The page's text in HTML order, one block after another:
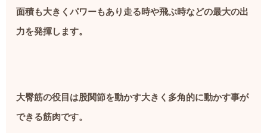
面積も大きくパワーもあり走る時や飛ぶ時などの最大の出
力を発揮します。
大臀筋の役目は股関節を動かす大きく多角的に動かす事が
できる筋肉です。